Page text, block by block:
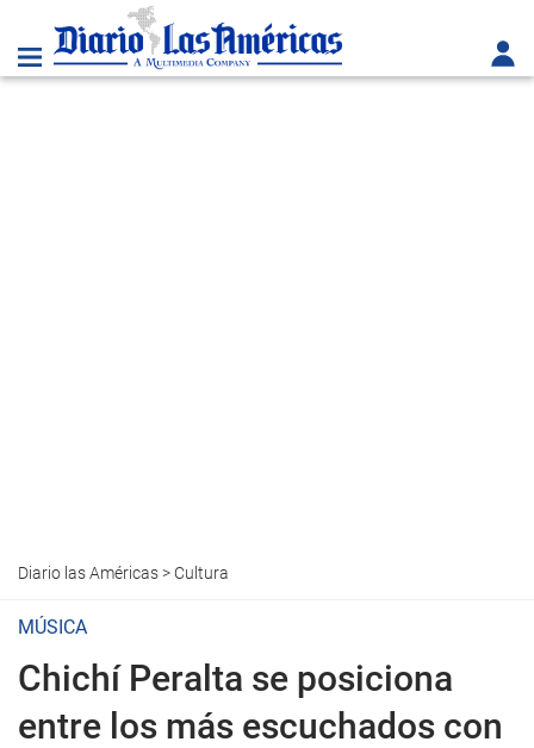
Diario las Américas> Cultura
MÚSICA
Chichí Peralta se posiciona
entre los más escuchados con